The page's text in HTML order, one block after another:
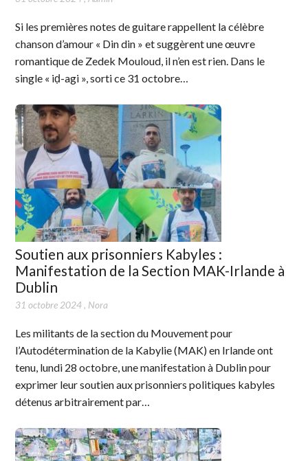
Si les premières notes de guitare rappellent la célèbre
chanson d’amour « Din din » et suggèrent une œuvre
romantique de Zedek Mouloud, il n’en est rien. Dans le
single « iḍ-agi », sorti ce 31 octobre…
Soutien aux prisonniers Kabyles :
Manifestation de la Section MAK-Irlande à
Dublin
31 octobre 2024, Nora
Les militants de la section du Mouvement pour
l’Autodétermination de la Kabylie (MAK) en Irlande ont
tenu, lundi 28 octobre, une manifestation à Dublin pour
exprimer leur soutien aux prisonniers politiques kabyles
détenus arbitrairement par…